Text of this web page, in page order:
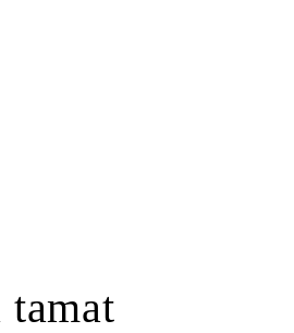
tamat